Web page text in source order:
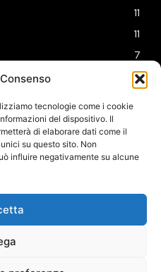
tecnologie come i cookie
del dispositivo. Il
di elaborare dati come il
su questo sito. Non
influire negativamente su alcune
11
11
7
3
13 - 00142 - Roma - P.Iva: